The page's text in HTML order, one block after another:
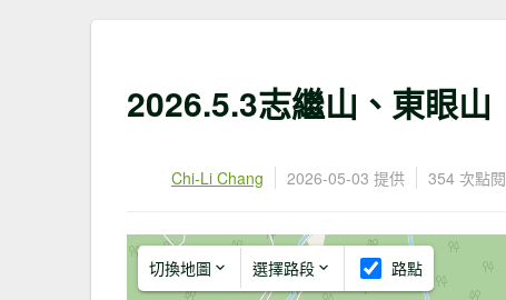
2026.5.3志繼山、東眼山
Chi-Li Chang 2026-05-03 提供 354 次點閱
切換地圖 選擇路段 路點